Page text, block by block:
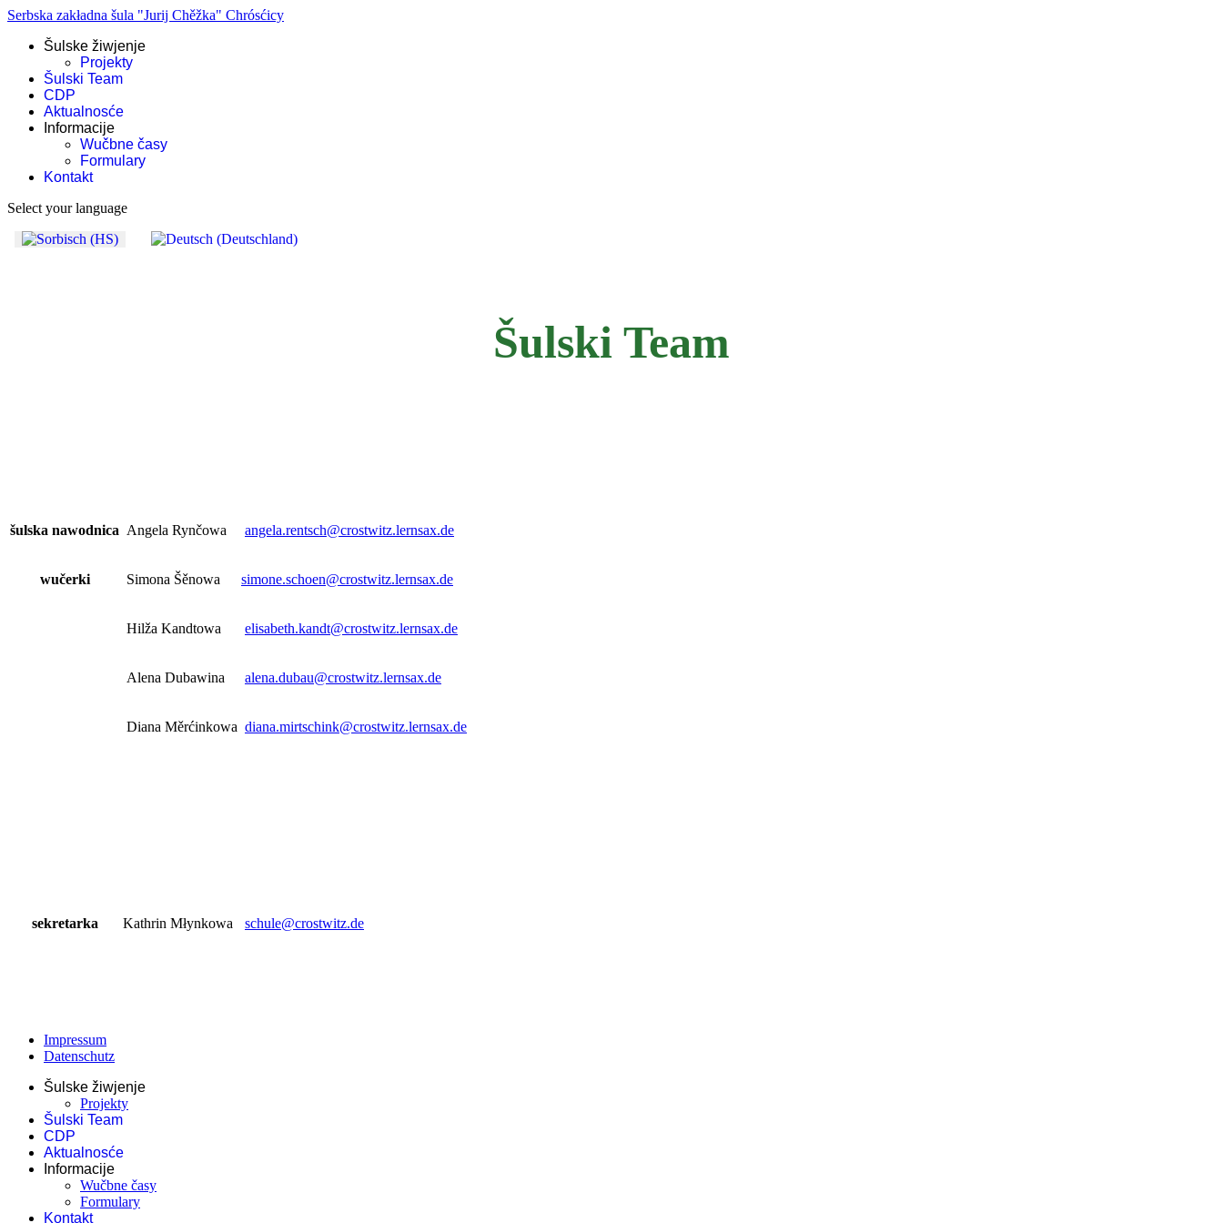
Serbska zakładna šula "Jurij Chěžka" Chrósćicy
Šulske žiwjenje
Projekty
Šulski Team
CDP
Aktualnosće
Informacije
Wučbne časy
Formulary
Kontakt
Select your language
Šulski Team
šulska nawodnica Angela Rynčowa angela.rentsch@crostwitz.lernsax.de
wučerki Simona Šěnowa simone.schoen@crostwitz.lernsax.de
Hilža Kandtowa elisabeth.kandt@crostwitz.lernsax.de
Alena Dubawina alena.dubau@crostwitz.lernsax.de
Diana Měrćinkowa diana.mirtschink@crostwitz.lernsax.de
sekretarka Kathrin Młynkowa schule@crostwitz.de
Impressum
Datenschutz
Šulske žiwjenje
Projekty
Šulski Team
CDP
Aktualnosće
Informacije
Wučbne časy
Formulary
Kontakt